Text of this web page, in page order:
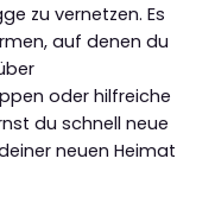
zu vernetzen. Es
auf denen du
oder hilfreiche
du schnell neue
neuen Heimat